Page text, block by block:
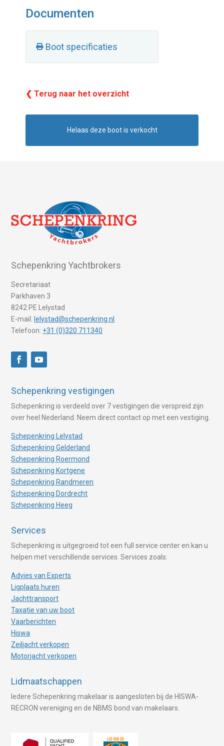
Documenten
Boot specificaties
❮ Terug naar het overzicht
Helaas deze boot is verkocht
Schepenkring Yachtbrokers
Secretariaat
Parkhaven 3
8242 PE Lelystad
E-mail: lelystad@schepenkring.nl
Telefoon: +31 (0)320 711340
Schepenkring vestigingen
Schepenkring is verdeeld over 7 vestigingen die verspreid zijn
over heel Nederland. Neem direct contact op met een vestiging.
Schepenkring Lelystad
Schepenkring Gelderland
Schepenkring Roermond
Schepenkring Kortgene
Schepenkring Randmeren
Schepenkring Dordrecht
Schepenkring Heeg
Services
Schepenkring is uitgegroeid tot een full service center en kan u
helpen met verschillende services. Services zoals:
Advies van Experts
Ligplaats huren
Jachttransport
Taxatie van uw boot
Vaarberichten
Hiswa
Zeiljacht verkopen
Motorjacht verkopen
Lidmaatschappen
Iedere Schepenkring makelaar is aangesloten bij de HISWA-
RECRON vereniging en de NBMS bond van makelaars.